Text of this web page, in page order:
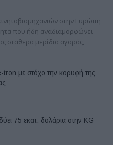
στην Ευρώπη
που ήδη αναδιαμορφώνει
σταθερά μερίδια αγοράς,
tron με στόχο την κορυφή της
75 εκατ. δολάρια στην KG